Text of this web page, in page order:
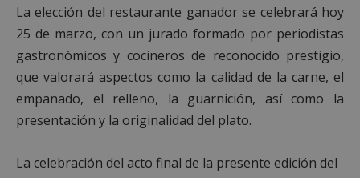
La elección del restaurante ganador se celebrará hoy
25 de marzo, con un jurado formado por periodistas
gastronómicos y cocineros de reconocido prestigio,
que valorará aspectos como la calidad de la carne, el
empanado, el relleno, la guarnición, así como la
presentación y la originalidad del plato.
La celebración del acto final de la presente edición del